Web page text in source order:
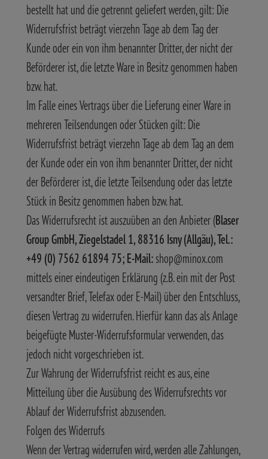
bestellt hat und die getrennt geliefert werden, gilt: Die
Widerrufsfrist beträgt vierzehn Tage ab dem Tag der
Kunde oder ein von ihm benannter Dritter, der nicht der
Beförderer ist, die letzte Ware in Besitz genommen haben
bzw. hat.
Im Falle eines Vertrags über die Lieferung einer Ware in
mehreren Teilsendungen oder Stücken gilt: Die
Widerrufsfrist beträgt vierzehn Tage ab dem Tag an dem
der Kunde oder ein von ihm benannter Dritter, der nicht
der Beförderer ist, die letzte Teilsendung oder das letzte
Stück in Besitz genommen haben bzw. hat.
Das Widerrufsrecht ist auszuüben an den Anbieter (Blaser
Group GmbH, Ziegelstadel 1, 88316 Isny (Allgäu), Tel.:
+49 (0) 7562 61894 75; E-Mail:shop@minox.com
mittels einer eindeutigen Erklärung (z.B. ein mit der Post
versandter Brief, Telefax oder E-Mail) über den Entschluss,
diesen Vertrag zu widerrufen. Hierfür kann das als Anlage
beigefügte Muster-Widerrufsformular verwenden, das
jedoch nicht vorgeschrieben ist.
Zur Wahrung der Widerrufsfrist reicht es aus, eine
Mitteilung über die Ausübung des Widerrufsrechts vor
Ablauf der Widerrufsfrist abzusenden.
Folgen des Widerrufs
Wenn der Vertrag widerrufen wird, werden alle Zahlungen,